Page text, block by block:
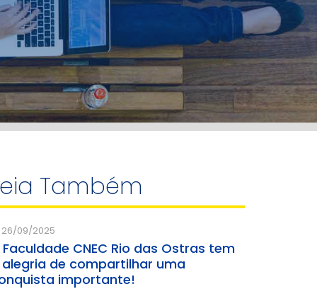
Também
26/09/2025
Faculdade CNEC Rio das Ostras tem
de compartilhar uma
importante!